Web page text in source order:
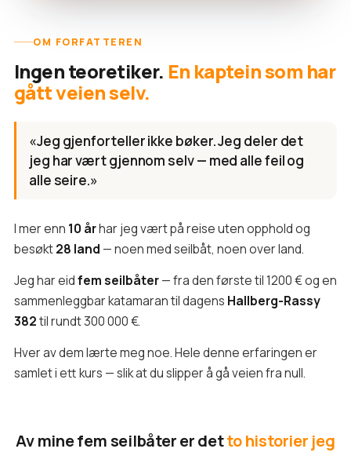
OM FORFATTEREN
Ingen teoretiker. En kaptein som har
gått veien selv.
«Jeg gjenforteller ikke bøker. Jeg deler det
jeg har vært gjennom selv — med alle feil og
alle seire.»
I mer enn 10 århar jeg vært på reise uten opphold og
besøkt28 land — noen med seilbåt, noen over land.
Jeg har eidfem seilbåter— fra den første til 1200 € og en
sammenleggbar katamaran til dagens Hallberg-Rassy
382til rundt 300 000 €.
Hver av dem lærte meg noe. Hele denne erfaringen er
samlet i ett kurs — slik at du slipper å gå veien fra null.
Av mine fem seilbåter er detto historier jeg